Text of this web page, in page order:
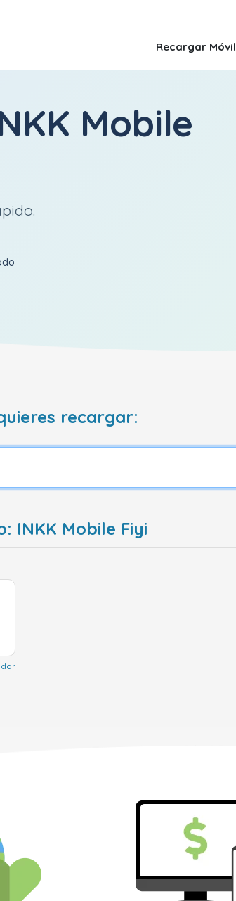
Recargar Móvil
Mobile
recargar:
INKK Mobile Fiyi